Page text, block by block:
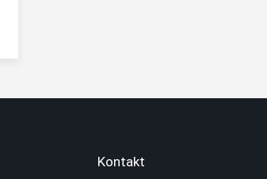
Kontakt